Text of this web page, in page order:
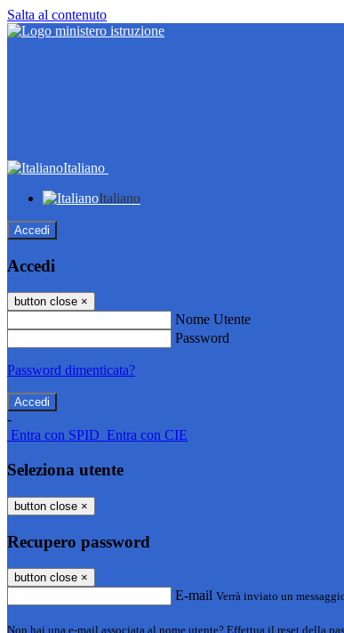
Salta al contenuto
Italiano
Italiano
Accedi
Accedi
button close ×
Nome Utente
Password
Password dimenticata?
-
Entra con SPID Entra con CIE
Seleziona utente
button close ×
Recupero password
button close ×
E-mail Verrà inviato un
Non hai una e-mail associata al nome utente? Effettua il reset della